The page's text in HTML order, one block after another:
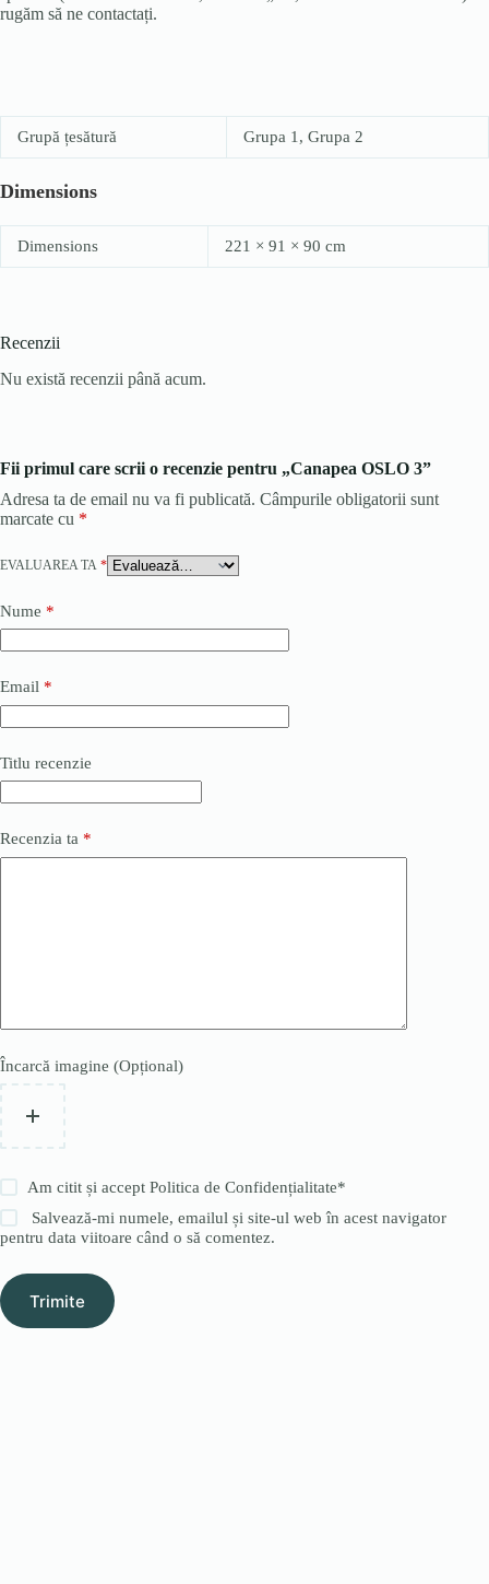
rugăm să ne contactați.
Grupă țesătură Grupa 1, Grupa 2
Dimensions
Dimensions 221 × 91 × 90 cm
Recenzii
Nu există recenzii până acum.
Fii primul care scrii o recenzie pentru „Canapea OSLO 3”
Adresa ta de email nu va fi publicată. Câmpurile obligatorii sunt
marcate cu *
EVALUAREA TA *
Nume *
Email *
Titlu recenzie
Recenzia ta *
Încarcă imagine (Opțional)
Am citit și acceptPolitica de Confidențialitate*
Salvează-mi numele, emailul și site-ul web în acest navigator
pentru data viitoare când o să comentez.
Trimite